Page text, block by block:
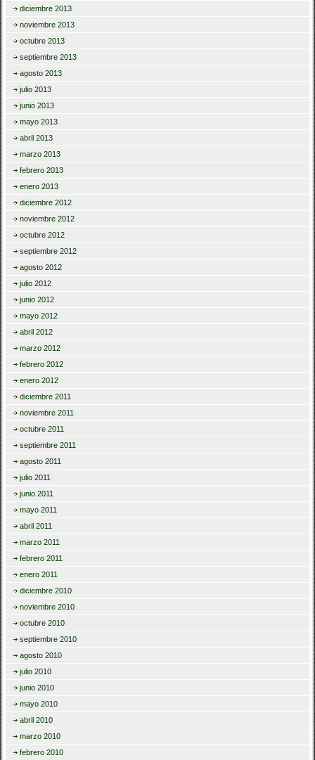
diciembre 2013
noviembre 2013
octubre 2013
septiembre 2013
agosto 2013
julio 2013
junio 2013
mayo 2013
abril 2013
marzo 2013
febrero 2013
enero 2013
diciembre 2012
noviembre 2012
octubre 2012
septiembre 2012
agosto 2012
julio 2012
junio 2012
mayo 2012
abril 2012
marzo 2012
febrero 2012
enero 2012
diciembre 2011
noviembre 2011
octubre 2011
septiembre 2011
agosto 2011
julio 2011
junio 2011
mayo 2011
abril 2011
marzo 2011
febrero 2011
enero 2011
diciembre 2010
noviembre 2010
octubre 2010
septiembre 2010
agosto 2010
julio 2010
junio 2010
mayo 2010
abril 2010
marzo 2010
febrero 2010